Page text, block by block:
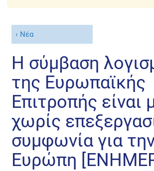
Νέα
Η σύμβαση
της Ευρωπαϊκής
Επιτροπής είναι
χωρίς
συμφωνία για
Ευρώπη